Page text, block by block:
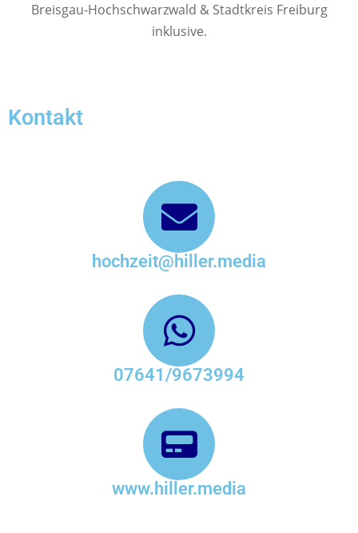
Breisgau-Hochschwarzwald & Stadtkreis Freiburg
inklusive.
Kontakt
hochzeit@hiller.media
07641/9673994
www.hiller.media